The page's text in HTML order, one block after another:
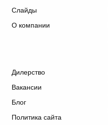
Слайды
О компании
Дилерство
Вакансии
Блог
Политика сайта